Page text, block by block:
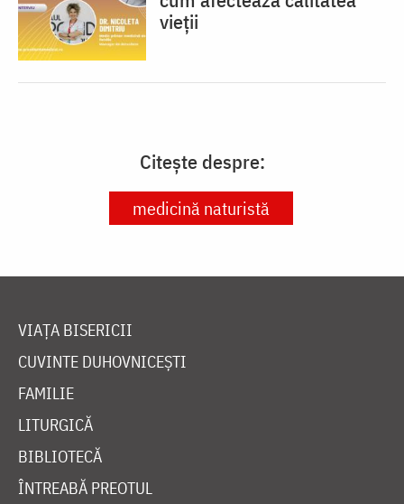
vieții
Citește despre:
medicină naturistă
VIAȚA BISERICII
CUVINTE DUHOVNICEȘTI
FAMILIE
LITURGICĂ
BIBLIOTECĂ
ÎNTREABĂ PREOTUL